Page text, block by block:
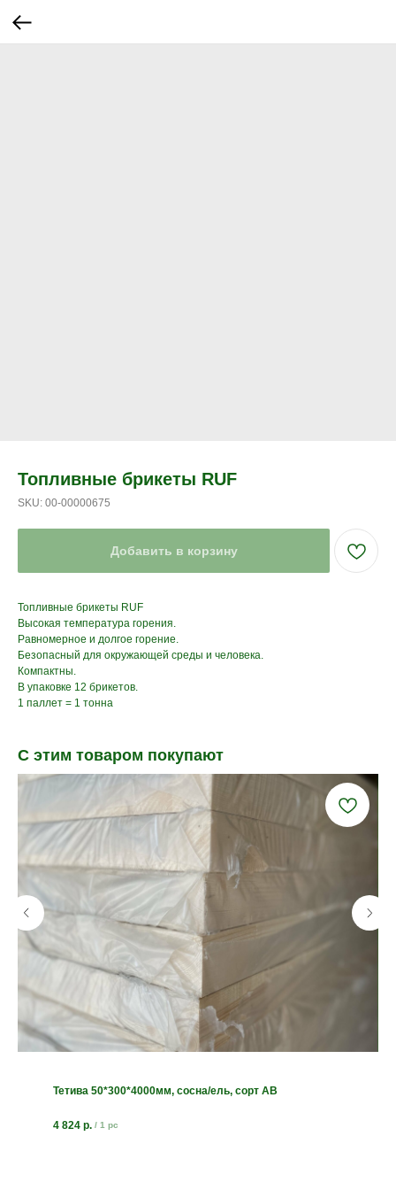
Топливные брикеты RUF
SKU: 00-00000675
Добавить в корзину
Топливные брикеты RUF
Высокая температура горения.
Равномерное и долгое горение.
Безопасный для окружающей среды и человека.
Компактны.
В упаковке 12 брикетов.
1 паллет = 1 тонна
С этим товаром покупают
Тетива 50*300*4000мм, сосна/ель, сорт АВ
4 824 р. / 1 pc